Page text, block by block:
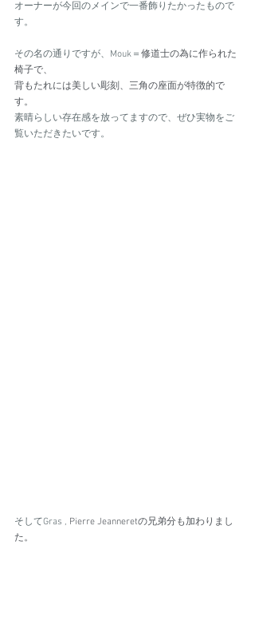
オーナーが今回のメインで一番飾りたかったもので
す。
その名の通りですが、Mouk＝ 修道士の為に作られた
椅子で、
背もたれには美しい彫刻、三角の座面が特徴的で
す。
素晴らしい存在感を放ってますので、ぜひ実物をご
覧いただきたいです。
そしてGras , Pierre Jeanneretの兄弟分も加わりまし
た。